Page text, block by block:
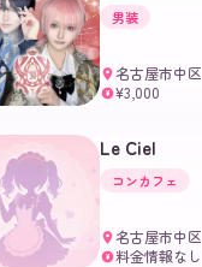
男装
名古屋市中区
¥ ¥3,000
Le Ciel
コンカフェ
名古屋市中区
¥ 料金情報なし